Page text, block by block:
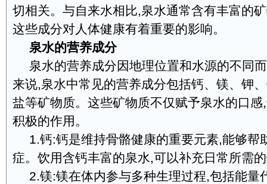
切相关。与自来水相比,泉水通常含有丰富的
这些成分对人体健康有着重要的影响。
泉水的营养成分
泉水的营养成分因地理位置和水源的不同
来说,泉水中常见的营养成分包括钙、镁、钾
盐等矿物质。这些矿物质不仅赋予泉水的口
积极的作用。
1.钙:钙是维持骨骼健康的重要元素,能够帮
症。饮用含钙丰富的泉水,可以补充日常所需
2.镁:镁在体内参与多种生理过程,包括能量